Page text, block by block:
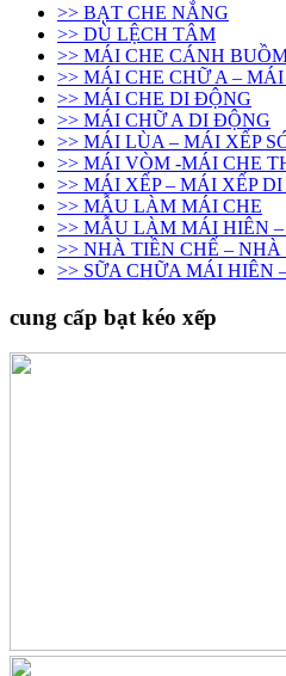
>> BẠT CHE NẮNG
>> DÙ LỆCH TÂM
>> MÁI CHE CÁNH
>> MÁI CHE CHỮ A –
>> MÁI CHE DI ĐỘNG
>> MÁI CHỮ A DI ĐỘNG
>> MÁI LÙA – MÁI XẾP
>> MÁI VÒM -MÁI CHE
>> MÁI XẾP – MÁI XẾP
>> MẪU LÀM MÁI CHE
>> MẪU LÀM MÁI HIÊN
>> NHÀ TIỀN CHẾ –
>> SỮA CHỮA MÁI HIÊN
cung cấp bạt kéo xếp